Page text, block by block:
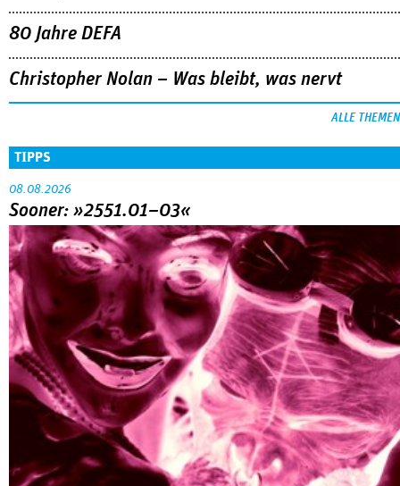
80 Jahre DEFA
Christopher Nolan – Was bleibt, was nervt
ALLE THEMEN
TIPPS
08.08.2026
Sooner: »2551.01–03«